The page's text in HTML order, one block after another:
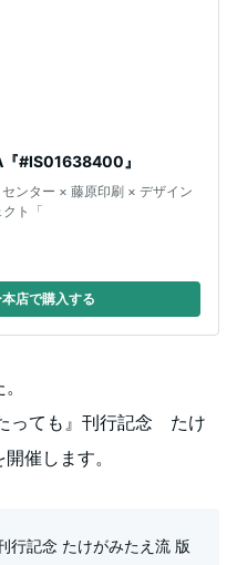
『#IS01638400』
ンター × 藤原印刷 × デザイン
ト「
店で購入する
っても』刊行記念 たけ
催します。
行記念 たけがみたえ流 版